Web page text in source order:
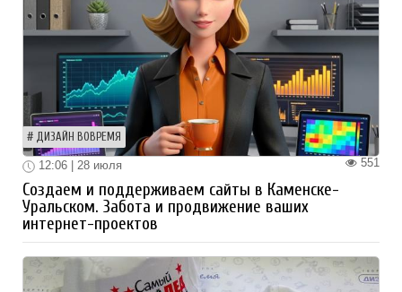
ДИЗАЙН ВОВРЕМЯ
551
12:06 | 28 июля
Создаем и поддерживаем сайты в Каменске-
Уральском. Забота и продвижение ваших
интернет-проектов